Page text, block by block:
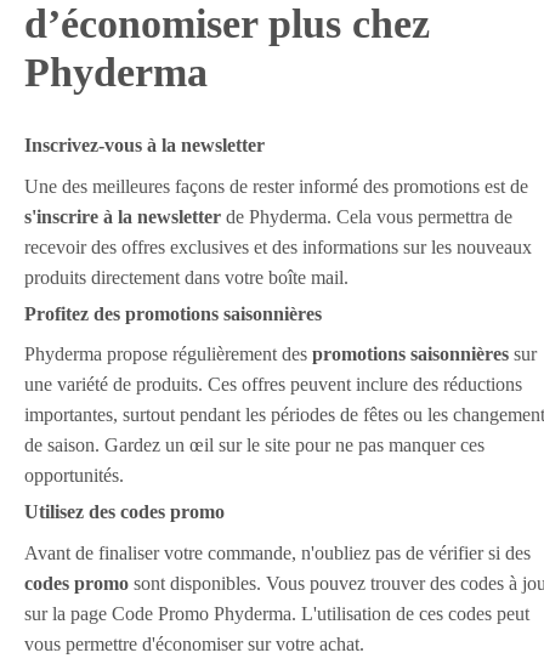
d’économiser plus chez
Phyderma
Inscrivez-vous à la newsletter
Une des meilleures façons de rester informé des promotions est de
s'inscrire à la newsletter de Phyderma. Cela vous permettra de
recevoir des offres exclusives et des informations sur les nouveaux
produits directement dans votre boîte mail.
Profitez des promotions saisonnières
Phyderma propose régulièrement des promotions saisonnières sur
une variété de produits. Ces offres peuvent inclure des réductions
importantes, surtout pendant les périodes de fêtes ou les
de saison. Gardez un œil sur le site pour ne pas manquer ces
opportunités.
Utilisez des codes promo
Avant de finaliser votre commande, n'oubliez pas de vérifier si des
codes promo sont disponibles. Vous pouvez trouver des codes à
sur la page Code Promo Phyderma. L'utilisation de ces codes peut
vous permettre d'économiser sur votre achat.